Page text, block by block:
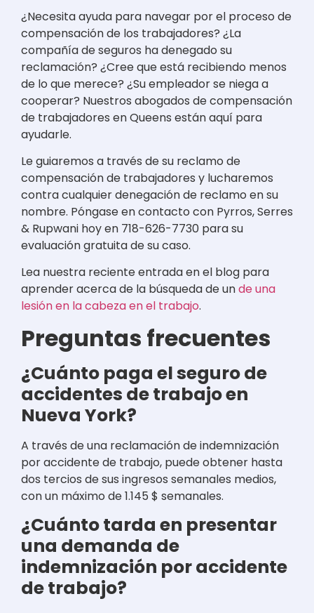
¿Necesita ayuda para navegar por el proceso de
compensación de los trabajadores? ¿La
compañía de seguros ha denegado su
reclamación? ¿Cree que está recibiendo menos
de lo que merece? ¿Su empleador se niega a
cooperar? Nuestros abogados de compensación
de trabajadores en Queens están aquí para
ayudarle.
Le guiaremos a través de su reclamo de
compensación de trabajadores y lucharemos
contra cualquier denegación de reclamo en su
nombre. Póngase en contacto con Pyrros, Serres
& Rupwani hoy en 718-626-7730 para su
evaluación gratuita de su caso.
Lea nuestra reciente entrada en el blog para
aprender acerca de la búsqueda de unde una
lesión en la cabeza en el trabajo.
Preguntas frecuentes
¿Cuánto paga el seguro de
accidentes de trabajo en
Nueva York?
A través de una reclamación de indemnización
por accidente de trabajo, puede obtener hasta
dos tercios de sus ingresos semanales medios,
con un máximo de 1.145 $ semanales.
¿Cuánto tarda en presentar
una demanda de
indemnización por accidente
de trabajo?